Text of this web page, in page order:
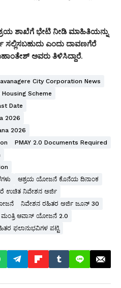
ಶಾಖೆಗೆ ಭೇಟಿ ನೀಡಿ ಮಾಹಿತಿಯನ್ನು
ಎಂದು ದಾವಣಗೆರೆ
ಅವರು ತಿಳಿಸಿದ್ದಾರೆ.
City Corporation News
Scheme
Date
2026
2026
PMAY 2.0 Documents Required
ಆಶ್ರಯ ಯೋಜನೆ ಕೊನೆಯ ದಿನಾಂಕ
ಉಚಿತ ನಿವೇಶನ ಅರ್ಜಿ
ನಿವೇಶನ ರಹಿತರ ಅರ್ಜಿ ಜೂನ್ 30
ಮಂತ್ರಿ ಆವಾಸ್ ಯೋಜನೆ 2.0
ಫಲಾನುಭವಿಗಳ ಪಟ್ಟಿ